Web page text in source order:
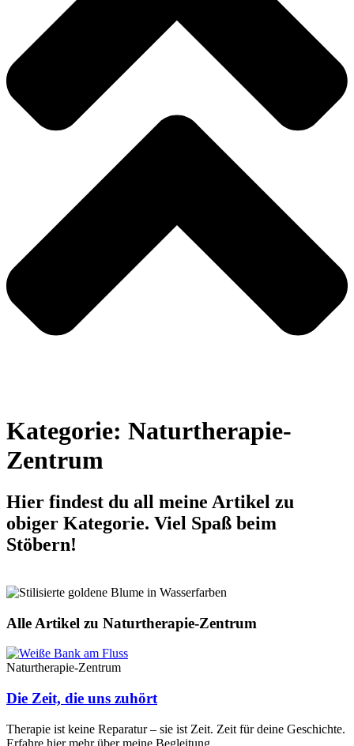
Kategorie: Naturtherapie-
Zentrum
Hier findest du all meine Artikel zu
obiger Kategorie. Viel Spaß beim
Stöbern!
Alle Artikel zu Naturtherapie-Zentrum
Naturtherapie-Zentrum
Die Zeit, die uns zuhört
Therapie ist keine Reparatur – sie ist Zeit. Zeit für deine Geschichte.
Erfahre hier mehr über meine Begleitung.